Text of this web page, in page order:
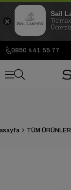
0850 441 55 77
TÜM ÜRÜNLER
Sail
Ticimax